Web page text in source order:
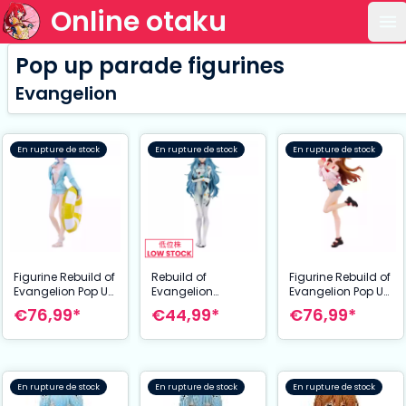
Online otaku
Pop up parade figurines
Evangelion
En rupture de stock
Figurine Rebuild of
Evangelion Pop Up
Parade L Beach
Queens: Rei
€76,99*
En rupture de stock
Rebuild of
Evangelion
statuette PVC Pop
Up Parade Rei
€44,99*
En rupture de stock
Figurine Rebuild of
Evangelion Pop Up
Parade L Beach
Queens: Asuka
€76,99*
En rupture de stock En rupture de stock En rupture de stock